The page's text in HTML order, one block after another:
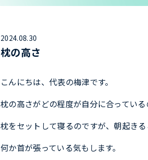
2024.08.30
枕の高さ
こんにちは、代表の梅津です。
枕の高さがどの程度が自分に合ってい
枕をセットして寝るのですが、朝起き
何か首が張っている気もします。